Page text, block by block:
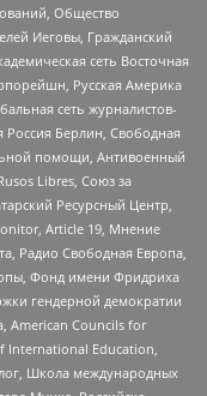
Общество
Иеговы, Гражданский
сеть Восточная
Русская Америка
сеть журналистов-
Россия Берлин, Свободная
помощи, Антивоенный
Libres, Союз за
Ресурсный Центр,
Article 19, Мнение
Радио Свободная Европа,
Фонд имени Фридриха
гендерной демократии
American Councils for
International Education,
Школа международных